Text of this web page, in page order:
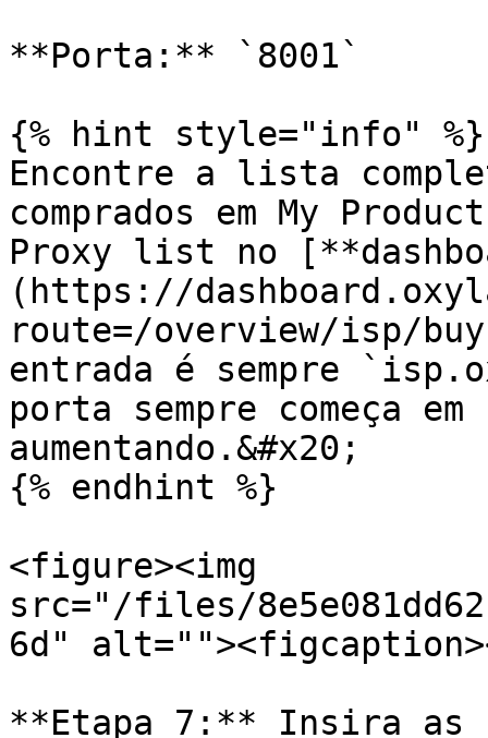
**Porta:** `8001`
{% hint style="info" %}
Encontre a lista
comprados em My
Proxy list no
(https://
route=/overview/isp/
entrada é sempre
porta sempre começa
aumentando.&#x20;
{% endhint %}
<figure><img
src="/files/
6d"
**Etapa 7:** Insira as